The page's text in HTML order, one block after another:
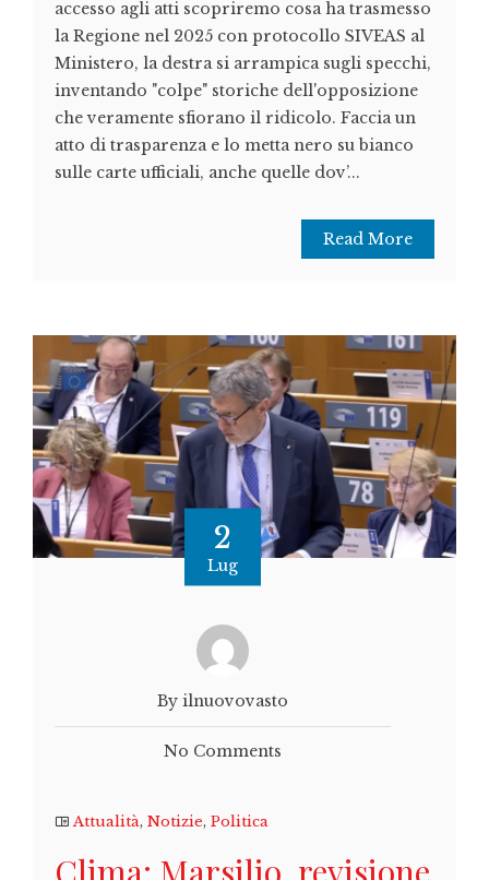
accesso agli atti scopriremo cosa ha trasmesso
la Regione nel 2025 con protocollo SIVEAS al
Ministero, la destra si arrampica sugli specchi,
inventando "colpe" storiche dell'opposizione
che veramente sfiorano il ridicolo. Faccia un
atto di trasparenza e lo metta nero su bianco
sulle carte ufficiali, anche quelle dov’...
Read More
2
Lug
By ilnuovovasto
No Comments
Attualità, Notizie, Politica
Clima: Marsilio, revisione